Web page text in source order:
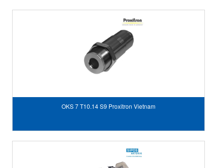
OKS 7 T10.14 S9 Proxitron Vietnam